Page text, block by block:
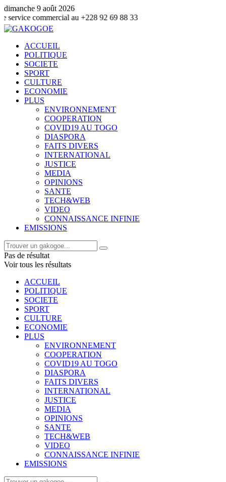
dimanche 9 août 2026
au +228 92 69 88 33
ACCUEIL
POLITIQUE
SOCIETE
SPORT
CULTURE
ECONOMIE
PLUS
ENVIRONNEMENT
COOPERATION
COVID19 AU TOGO
DIASPORA
FAITS DIVERS
INTERNATIONAL
JUSTICE
MEDIA
OPINIONS
SANTE
TECH&WEB
VIDEO
CONNAISSANCE INFINIE
EMISSIONS
Pas de résultat
Voir tous les résultats
ACCUEIL
POLITIQUE
SOCIETE
SPORT
CULTURE
ECONOMIE
PLUS
ENVIRONNEMENT
COOPERATION
COVID19 AU TOGO
DIASPORA
FAITS DIVERS
INTERNATIONAL
JUSTICE
MEDIA
OPINIONS
SANTE
TECH&WEB
VIDEO
CONNAISSANCE INFINIE
EMISSIONS